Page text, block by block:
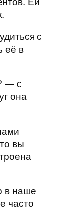
с
её в
— с
она
вы
в наше
часто